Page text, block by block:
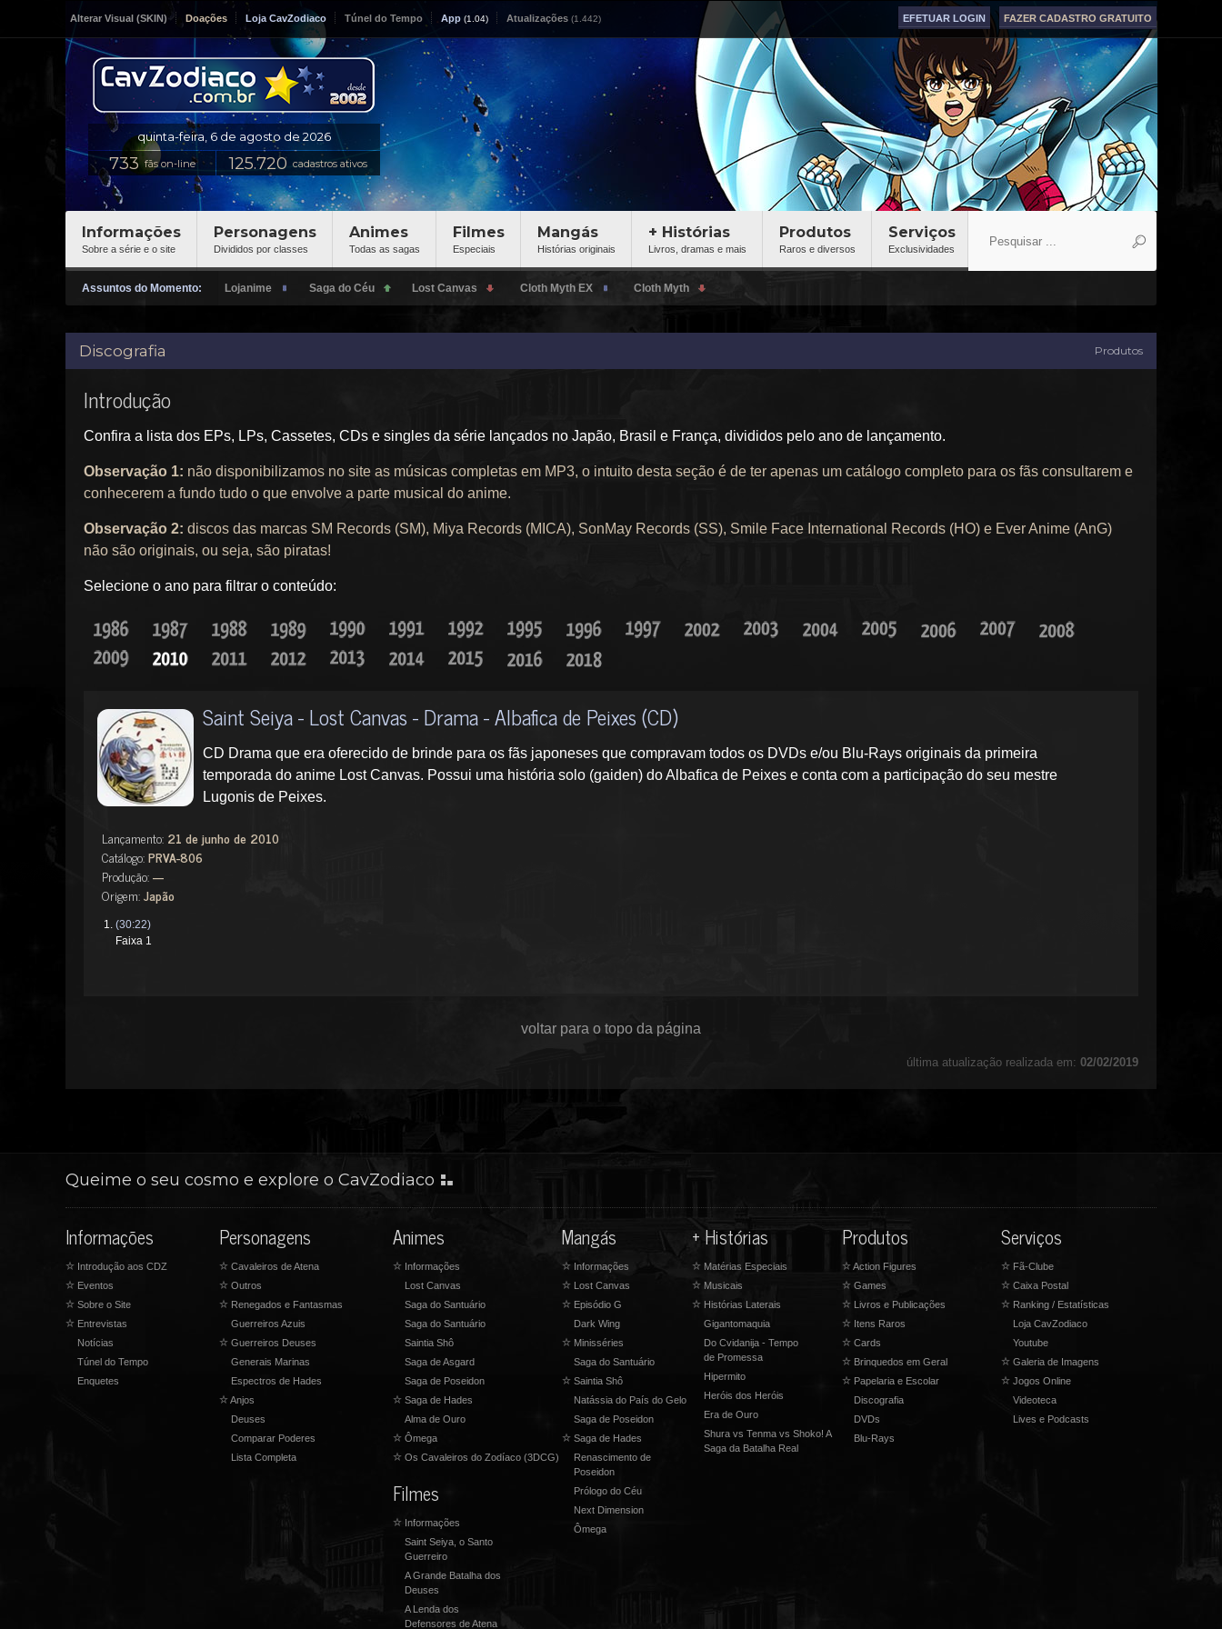
Alterar Visual (SKIN) Doações Loja CavZodiaco Túnel do Tempo App Atualizações EFETUAR LOGIN FAZER CADASTRO GRATUITO
fãs on-line cadastros ativos
Informações
Sobre a série e o site
Personagens
Divididos por classes
Animes
Todas as sagas
Filmes
Especiais
Mangás
Histórias originais
+ Histórias
Livros, dramas e mais
Produtos
Raros e diversos
Serviços
Exclusividades
Assuntos do Momento:
Discografia Produtos
Introdução
Confira a lista dos EPs, LPs, Cassetes, CDs e singles da série lançados no Japão, Brasil e França, divididos pelo ano de lançamento.
Observação 1: não disponibilizamos no site as músicas completas em MP3, o intuito desta seção é de ter apenas um catálogo completo para os fãs consultarem e
conhecerem a fundo tudo o que envolve a parte musical do anime.
Observação 2: discos das marcas SM Records (SM), Miya Records (MICA), SonMay Records (SS), Smile Face International Records (HO) e Ever Anime (AnG)
não são originais, ou seja, são piratas!
Selecione o ano para filtrar o conteúdo:
Saint Seiya - Lost Canvas - Drama - Albafica de Peixes (CD)
CD Drama que era oferecido de brinde para os fãs japoneses que compravam todos os DVDs e/ou Blu-Rays originais da primeira
temporada do anime Lost Canvas. Possui uma história solo (gaiden) do Albafica de Peixes e conta com a participação do seu mestre
Lugonis de Peixes.
Lançamento: 21 de junho de 2010
Catálogo:PRVA-806
Produção:---
Origem:Japão
(30:22)
Faixa 1
voltar para o topo da página
última atualização realizada em: 02/02/2019
Queime o seu cosmo e explore o CavZodiaco
Informações
☆ Introdução aos CDZ
☆ Eventos
☆ Sobre o Site
☆ Entrevistas
Notícias
Túnel do Tempo
Enquetes
Personagens
☆ Cavaleiros de Atena
☆ Outros
☆ Renegados e Fantasmas
Guerreiros Azuis
☆ Guerreiros Deuses
Generais Marinas
Espectros de Hades
☆Anjos
Deuses
Comparar Poderes
Lista Completa
Animes
☆ Informações
Lost Canvas
Saga do Santuário
Saga do Santuário
Saintia Shô
Saga de Asgard
Saga de Poseidon
☆ Saga de Hades
Alma de Ouro
☆ Ômega
☆ Os Cavaleiros do Zodíaco (3DCG)
Filmes
☆ Informações
Saint Seiya, o Santo
Guerreiro
A Grande Batalha dos
Deuses
A Lenda dos
Defensores de Atena
Mangás
☆ Informações
☆ Lost Canvas
☆ Episódio G
Dark Wing
☆ Minisséries
Saga do Santuário
☆ Saintia Shô
Natássia do País do Gelo
Saga de Poseidon
☆ Saga de Hades
Renascimento de
Poseidon
Prólogo do Céu
Next Dimension
Ômega
+ Histórias
☆ Matérias Especiais
☆ Musicais
☆ Histórias Laterais
Gigantomaquia
Do Cvidanija - Tempo
de Promessa
Hipermito
Heróis dos Heróis
Era de Ouro
Shura vs Tenma vs Shoko! A
Saga da Batalha Real
Produtos
☆Action Figures
☆ Games
☆ Livros e Publicações
☆ Itens Raros
☆ Cards
☆ Brinquedos em Geral
☆ Papelaria e Escolar
Discografia
DVDs
Blu-Rays
Serviços
☆ Fã-Clube
☆ Caixa Postal
☆ Ranking / Estatísticas
Loja CavZodiaco
Youtube
☆ Galeria de Imagens
☆ Jogos Online
Videoteca
Lives e Podcasts